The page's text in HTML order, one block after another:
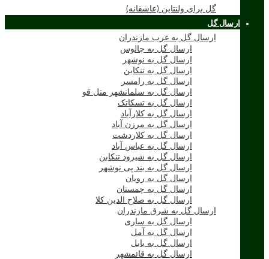
گل برای ولنتاین (عاشقانه)
ارسال گل
ارسال گل به غرب مازندران
ارسال گل به چالوس
ارسال گل به نوشهر
ارسال گل به تنکابن
ارسال گل به رامسر
ارسال گل به سلمانشهر متل قو
ارسال گل به تسکاتک
ارسال گل به کلارآباد
ارسال گل به مرزن آباد
ارسال گل به کلاردشت
ارسال گل به عباس آباد
ارسال گل به شیرود تنکابن
ارسال گل به بند پی نوشهر
ارسال گل به رویان
ارسال گل به چمستان
ارسال گل به صلاح الدین کلا
ارسال گل به شرق مازندران
ارسال گل به ساری
ارسال گل به آمل
ارسال گل به بابل
ارسال گل به قائمشهر